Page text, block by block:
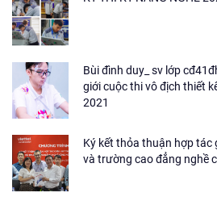
Bùi đình duy_ sv lớp
giới cuộc thi vô địch thiết
2021
Ký kết thỏa thuận hợp
và trường cao đẳng nghề